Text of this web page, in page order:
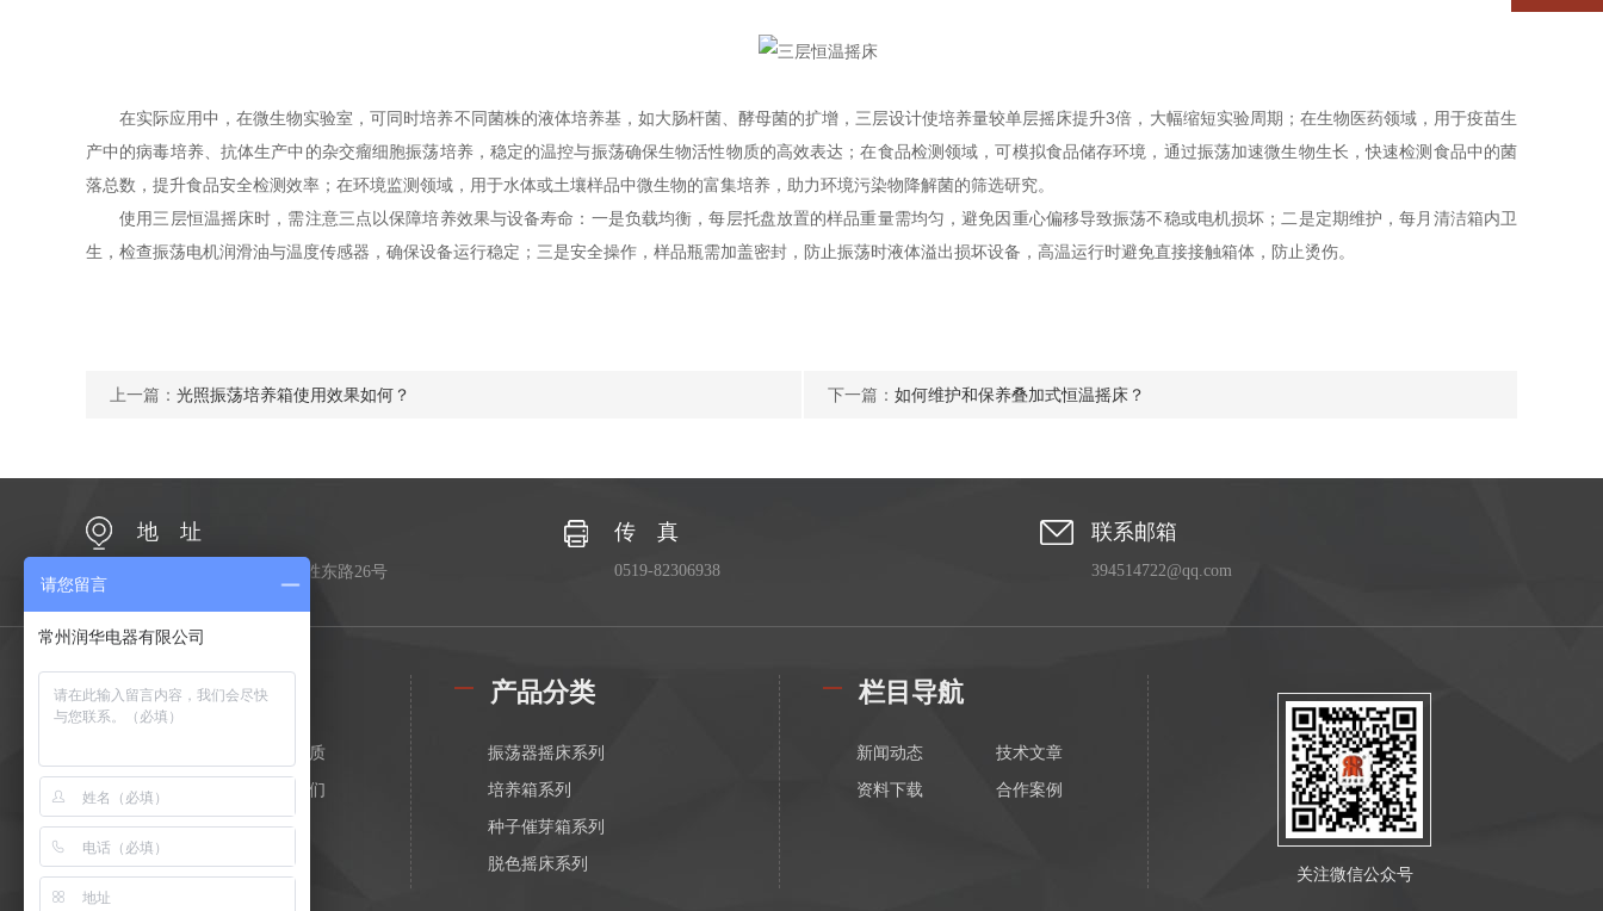
在实际应用中，在微生物实验室，可同时培养不同菌株的液体培养基，如大肠杆菌、酵母菌的扩增，三层设计使培养量较单层摇床提升3倍，大幅缩短实验周期；在生物医药领域，用于疫苗生
产中的病毒培养、抗体生产中的杂交瘤细胞振荡培养，稳定的温控与振荡确保生物活性物质的高效表达；在食品检测领域，可模拟食品储存环境，通过振荡加速微生物生长，快速检测食品中的菌
落总数，提升食品安全检测效率；在环境监测领域，用于水体或土壤样品中微生物的富集培养，助力环境污染物降解菌的筛选研究。​
使用三层恒温摇床时，需注意三点以保障培养效果与设备寿命：一是负载均衡，每层托盘放置的样品重量需均匀，避免因重心偏移导致振荡不稳或电机损坏；二是定期维护，每月清洁箱内卫
生，检查振荡电机润滑油与温度传感器，确保设备运行稳定；三是安全操作，样品瓶需加盖密封，防止振荡时液体溢出损坏设备，高温运行时避免直接接触箱体，防止烫伤。
上一篇： 光照振荡培养箱使用效果如何？ 下一篇： 如何维护和保养叠加式恒温摇床？
地 址
江苏省常州市金坛区金胜东路26号
传 真
0519-82306938
联系邮箱
394514722@qq.com
公司简介
荣誉资质
在线留言 联系我们
产品分类
振荡器摇床系列
培养箱系列
种子催芽箱系列
脱色摇床系列
栏目导航
新闻动态 技术文章
资料下载 合作案例
关注微信公众号
请您留言
常州润华电器有限公司